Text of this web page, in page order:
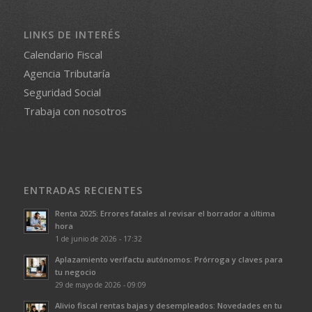
LINKS DE INTERÉS
Calendario Fiscal
Agencia Tributaría
Seguridad Social
Trabaja con nosotros
ENTRADAS RECIENTES
Renta 2025: Errores fatales al revisar el borrador a última
hora
1 de junio de 2026 - 17:32
Aplazamiento verifactu autónomos: Prórroga y claves para
tu negocio
29 de mayo de 2026 - 09:09
Alivio fiscal rentas bajas y desempleados: Novedades en tu